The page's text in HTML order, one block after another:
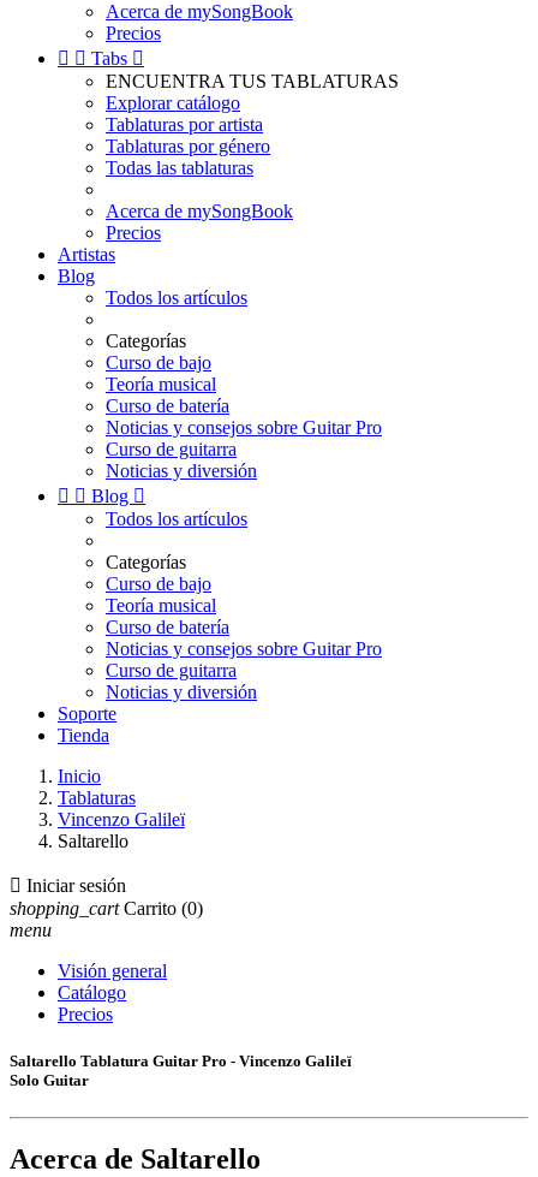
Acerca de mySongBook
Precios
  Tabs 
ENCUENTRA TUS TABLATURAS
Explorar catálogo
Tablaturas por artista
Tablaturas por género
Todas las tablaturas
Acerca de mySongBook
Precios
Artistas
Blog
Todos los artículos
Categorías
Curso de bajo
Teoría musical
Curso de batería
Noticias y consejos sobre Guitar Pro
Curso de guitarra
Noticias y diversión
  Blog 
Todos los artículos
Categorías
Curso de bajo
Teoría musical
Curso de batería
Noticias y consejos sobre Guitar Pro
Curso de guitarra
Noticias y diversión
Soporte
Tienda
Inicio
Tablaturas
Vincenzo Galileï
Saltarello
 Iniciar sesión
shopping_cart Carrito (0)
menu
Visión general
Catálogo
Precios
Saltarello Tablatura Guitar Pro - Vincenzo Galileï
Solo Guitar
Acerca de Saltarello